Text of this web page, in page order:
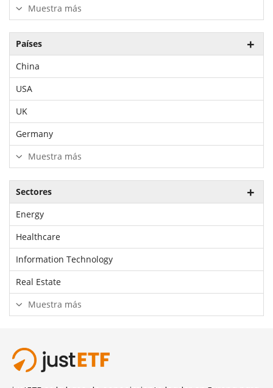
Muestra más
Países
China
USA
UK
Germany
Muestra más
Sectores
Energy
Healthcare
Information Technology
Real Estate
Muestra más